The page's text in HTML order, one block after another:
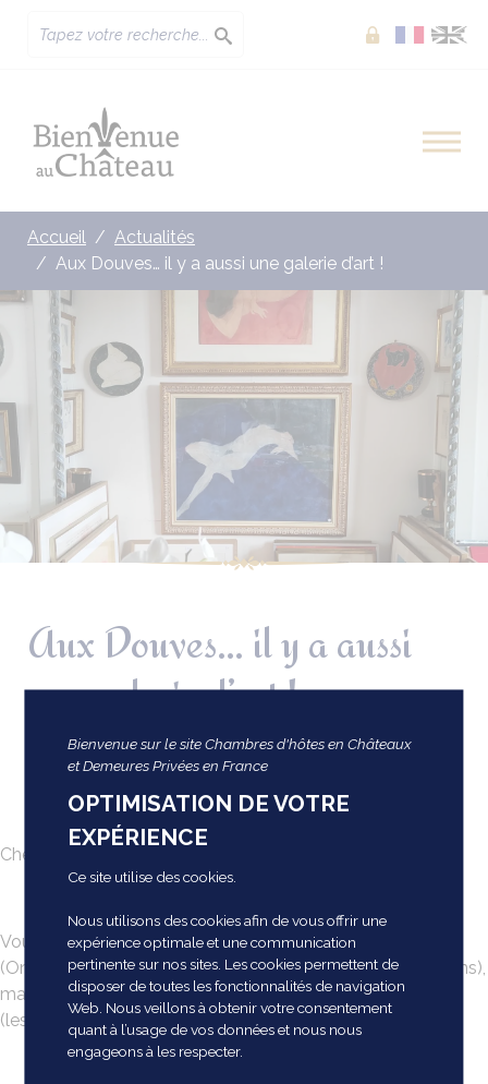
Extranet
Accueil
Actualités
Aux Douves… il y a aussi une galerie d’art !
Aux Douves… il y a aussi
une galerie d’art !
18 novembre 2024
Chers amis ,
Vous connaissez la programmation culturelle des Douves
(Onzain – Loir & Cher : concerts et spectacles depuis 15 ans),
mais savez-vous qu’une galerie d’art ouverte toute l’année
(les samedi après-midi ou sur rdv) s’y trouve également ?
Bienvenue sur le site Chambres d'hôtes en Châteaux
et Demeures Privées en France
OPTIMISATION DE VOTRE
EXPÉRIENCE
Ce site utilise des cookies.
Nous utilisons des cookies afin de vous offrir une
expérience optimale et une communication
pertinente sur nos sites. Les cookies permettent de
disposer de toutes les fonctionnalités de navigation
Web. Nous veillons à obtenir votre consentement
quant à l’usage de vos données et nous nous
engageons à les respecter.